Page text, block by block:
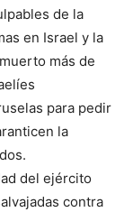
de la
en Israel y la
más de
para pedir
la
del ejército
contra